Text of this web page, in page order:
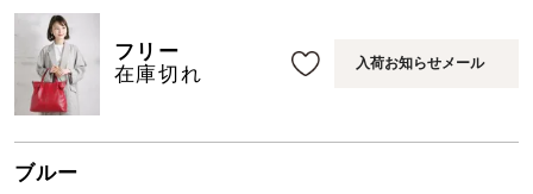
フリー
在庫切れ
入荷お知らせメール
ブルー